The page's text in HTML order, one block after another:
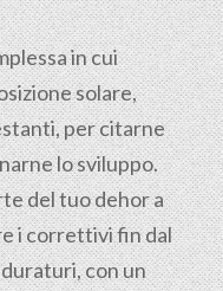
in cui
solare,
per citarne
lo sviluppo.
del tuo dehor a
i correttivi fin dal
con un